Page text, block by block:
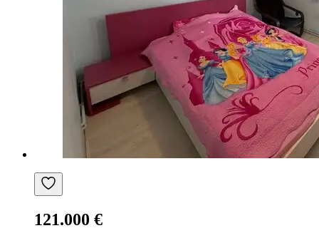
121.000 €